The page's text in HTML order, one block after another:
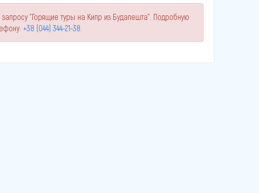
"Горящие туры на Кипр из Будапешта". Подробную
+38 (044) 344-21-38